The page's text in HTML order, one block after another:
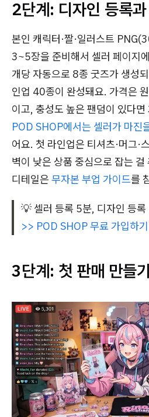
2단계: 디자인 등록
본인 캐릭터·짤·일러스트
3~5장을 준비해서 셀러 페이지
개당 자동으로 8종 굿즈가 생성
인업 40종이 완성돼요. 가격은
이고, 충성도 높은 팬덤이 있다
POD SHOP에서는 셀러가 마진
어요. 첫 라인업은 티셔츠·머그·
벽이 낮은 상품 중심으로 잡는
디테일은 무자본 부업 가이드를
💡 셀러 등록 5분, 디자인 등
>> POD SHOP 무료 가입하기
3단계: 첫 판매 만들